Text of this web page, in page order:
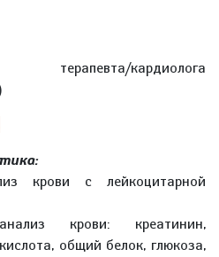
кардиолога
крови с лейкоцитарной
крови: креатинин,
общий белок, глюкоза,